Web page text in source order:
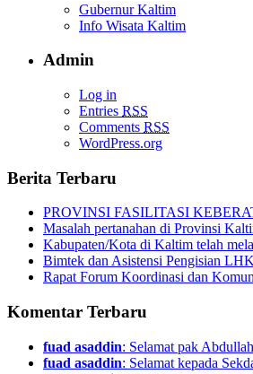
Gubernur Kaltim
Info Wisata Kaltim
Admin
Log in
Entries RSS
Comments RSS
WordPress.org
Berita Terbaru
PROVINSI FASILITASI
Masalah pertanahan di Provinsi
Kabupaten/Kota di Kaltim telah
Bimtek dan Asistensi Pengisian
Rapat Forum Koordinasi dan
Komentar Terbaru
fuad asaddin: Selamat pak
fuad asaddin: Selamat kepada